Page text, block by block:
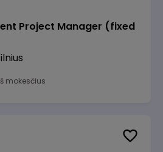
Project Manager (fixed
mokesčius